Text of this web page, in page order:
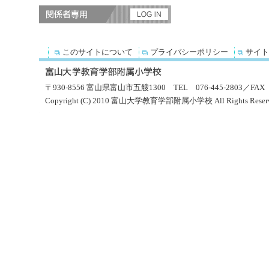
このサイトについて プライバシーポリシー サイ
〒930-8556 富山県富山市五艘1300 TEL 076-445-2803／
Copyright (C) 2010 富山大学教育学部附属小学校 All Rights